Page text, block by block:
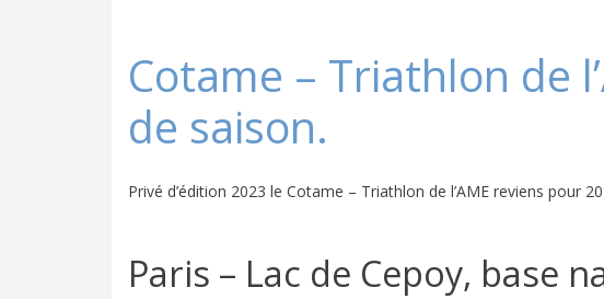
Cotame – Triathlon de
de saison.
Privé d’édition 2023 le Cotame – Triathlon de l’AME reviens pour
Paris – Lac de Cepoy, base